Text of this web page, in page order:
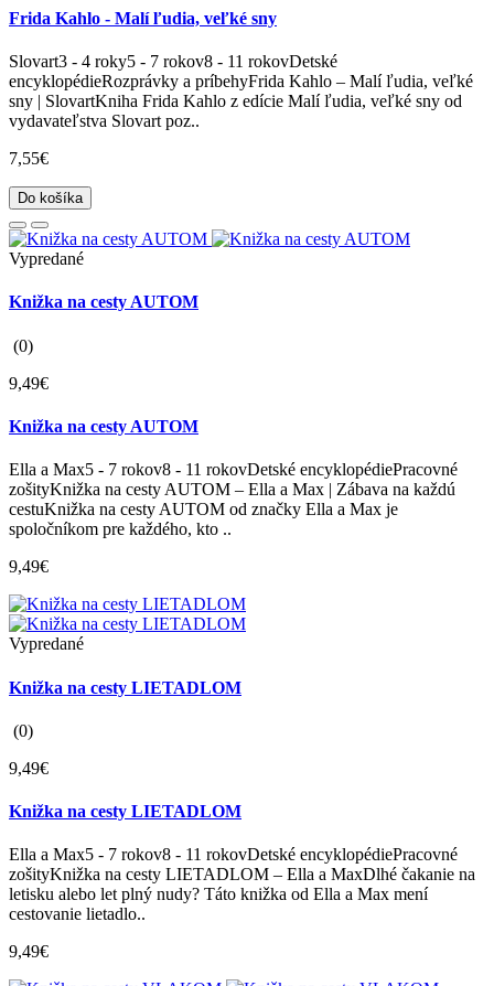
Frida Kahlo - Malí ľudia, veľké sny
Slovart3 - 4 roky5 - 7 rokov8 - 11 rokovDetské
encyklopédieRozprávky a príbehyFrida Kahlo – Malí ľudia, veľké
sny | SlovartKniha Frida Kahlo z edície Malí ľudia, veľké sny od
vydavateľstva Slovart poz..
7,55€
Do košíka
Vypredané
Knižka na cesty AUTOM
(0)
9,49€
Knižka na cesty AUTOM
Ella a Max5 - 7 rokov8 - 11 rokovDetské encyklopédiePracovné
zošityKnižka na cesty AUTOM – Ella a Max | Zábava na každú
cestuKnižka na cesty AUTOM od značky Ella a Max je
spoločníkom pre každého, kto ..
9,49€
Vypredané
Knižka na cesty LIETADLOM
(0)
9,49€
Knižka na cesty LIETADLOM
Ella a Max5 - 7 rokov8 - 11 rokovDetské encyklopédiePracovné
zošityKnižka na cesty LIETADLOM – Ella a MaxDlhé čakanie na
letisku alebo let plný nudy? Táto knižka od Ella a Max mení
cestovanie lietadlo..
9,49€